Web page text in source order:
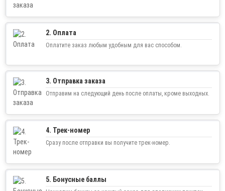
2. Оплата
Оплатите заказ любым удобным для вас способом.
3. Отправка заказа
Отправим на следующий день после оплаты, кроме выходных.
4. Трек-номер
Сразу после отправки вы получите трек-номер.
5. Бонусные баллы